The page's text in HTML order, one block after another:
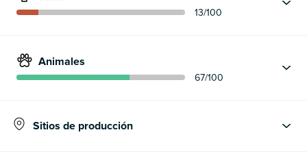
13/100
Animales
67/100
Sitios de producción